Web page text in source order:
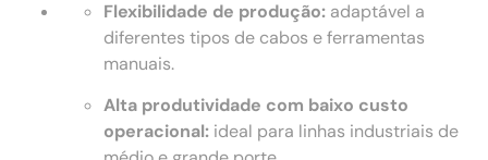
Flexibilidade de produção: adaptável a
diferentes tipos de cabos e ferramentas
manuais.
Alta produtividade com baixo custo
operacional: ideal para linhas industriais de